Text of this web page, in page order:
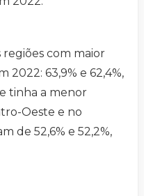
regiões com maior
2022: 63,9% e 62,4%,
tinha a menor
Oeste e no
de 52,6% e 52,2%,